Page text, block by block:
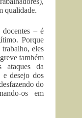
qualidade.
– é
Porque
eles
também
ataques da
desejo dos
do
os em